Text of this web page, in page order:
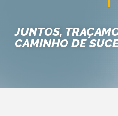
JUNTOS,
CAMINHO DE